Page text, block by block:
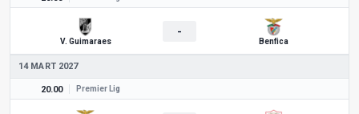
V. Guimaraes
-
Benfica
14 MART 2027
20.00 Premier Lig